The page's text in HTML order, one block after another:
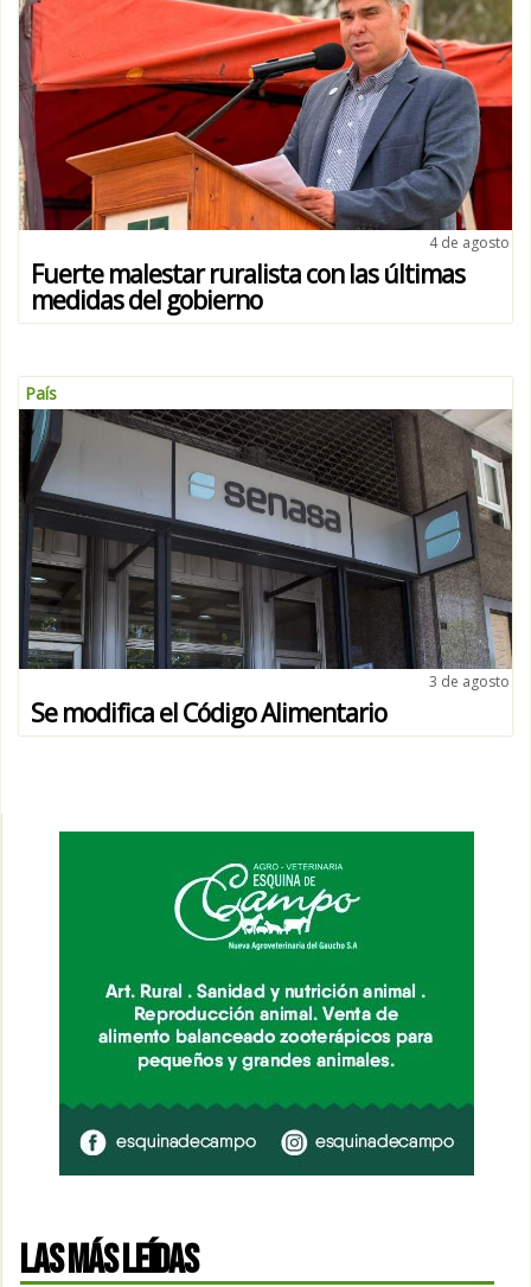
4 de agosto
Fuerte malestar ruralista con las últimas
medidas del gobierno
País
3 de agosto
Se modifica el Código Alimentario
LAS MÁS LEÍDAS